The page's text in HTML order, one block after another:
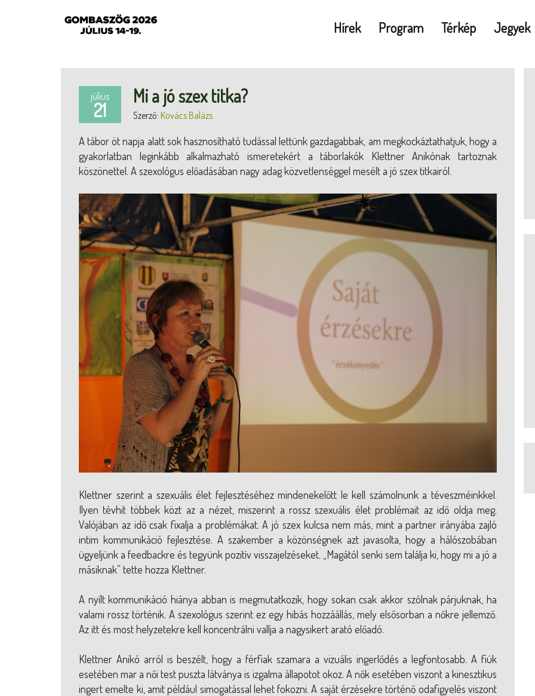
Hírek Program Térkép Jegyek
július
21
Mi a jó szex titka?
Szerző: Kovács Balázs
A tábor öt napja alatt sok hasznosítható tudással lettünk gazdagabbak, am megkockáztathatjuk, hogy a
gyakorlatban leginkább alkalmazható ismeretekért a táborlakók Klettner Anikónak tartoznak
köszönettel. A szexológus előadásában nagy adag közvetlenséggel mesélt a jó szex titkairól.
Klettner szerint a szexuális élet fejlesztéséhez mindenekelőtt le kell számolnunk a téveszméinkkel.
Ilyen tévhit többek közt az a nézet, miszerint a rossz szexuális élet problémait az idő oldja meg.
Valójában az idő csak fixalja a problémákat. A jó szex kulcsa nem más, mint a partner irányába zajló
intim kommunikáció fejlesztése. A szakember a közönségnek azt javasolta, hogy a hálószobában
ügyeljünk a feedbackre és tegyünk pozitív visszajelzéseket. „Magától senki sem találja ki, hogy mi a jó a
másiknak” tette hozza Klettner.
A nyílt kommunikáció hiánya abban is megmutatkozik, hogy sokan csak akkor szólnak párjuknak, ha
valami rossz történik. A szexológus szerint ez egy hibás hozzáállás, mely elsősorban a nőkre jellemző.
Az itt és most helyzetekre kell koncentrálni vallja a nagysikert arató előadó.
Klettner Anikó arról is beszélt, hogy a férfiak szamara a vizuális ingerlődés a legfontosabb. A fiúk
esetében mar a női test puszta látványa is izgalma állapotot okoz. A nők esetében viszont a kinesztikus
ingert emelte ki, amit például simogatással lehet fokozni. A saját érzésekre történő odafigyelés viszont